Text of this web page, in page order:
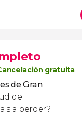
gratuita
de Gran
de
a perder?